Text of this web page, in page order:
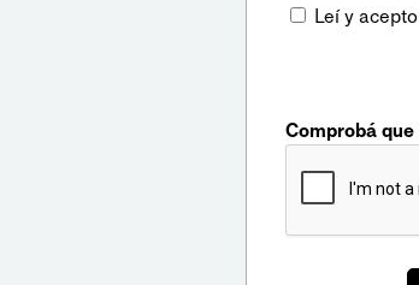
Leí y
Comprobá